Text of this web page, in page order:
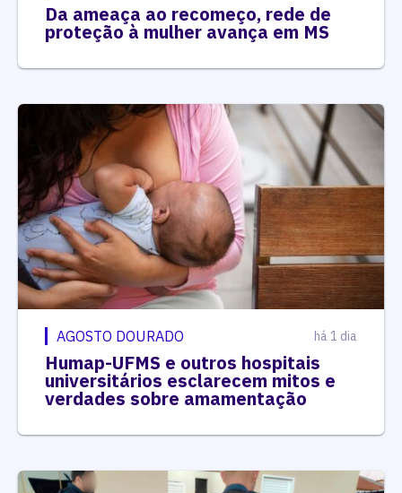
Da ameaça ao recomeço, rede de
proteção à mulher avança em MS
AGOSTO DOURADO há 1 dia
Humap-UFMS e outros hospitais
universitários esclarecem mitos e
verdades sobre amamentação